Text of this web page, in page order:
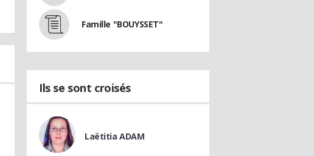
Famille "BOUYSSET"
Ils se sont croisés
Laëtitia ADAM